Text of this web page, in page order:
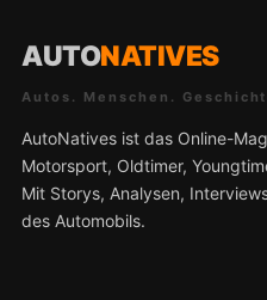
AUTONATIVES
Autos. Menschen.
AutoNatives ist das Online-
Motorsport, Oldtimer,
Mit Storys, Analysen,
des Automobils.